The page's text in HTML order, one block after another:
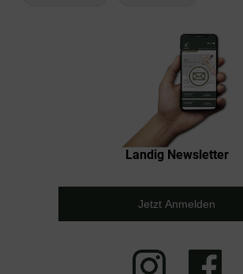
Landig Newsletter
Jetzt Anmelden